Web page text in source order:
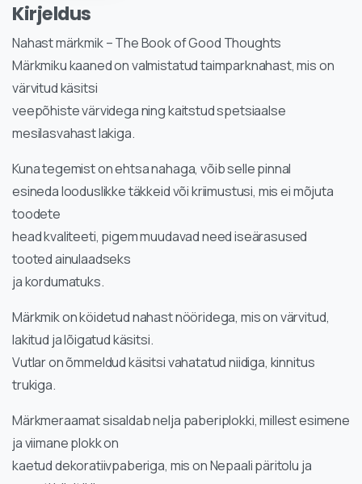
Kirjeldus
Nahast märkmik – The Book of Good Thoughts
Märkmiku kaaned on valmistatud taimparknahast, mis on
värvitud käsitsi
veepõhiste värvidega ning kaitstud spetsiaalse
mesilasvahast lakiga.
Kuna tegemist on ehtsa nahaga, võib selle pinnal
esineda looduslikke täkkeid või kriimustusi, mis ei mõjuta
toodete
head kvaliteeti, pigem muudavad need iseärasused
tooted ainulaadseks
ja kordumatuks.
Märkmik on köidetud nahast nööridega, mis on värvitud,
lakitud ja lõigatud käsitsi.
Vutlar on õmmeldud käsitsi vahatatud niidiga, kinnitus
trukiga.
Märkmeraamat sisaldab nelja paberiplokki, millest esimene
ja viimane plokk on
kaetud dekoratiivpaberiga, mis on Nepaali päritolu ja